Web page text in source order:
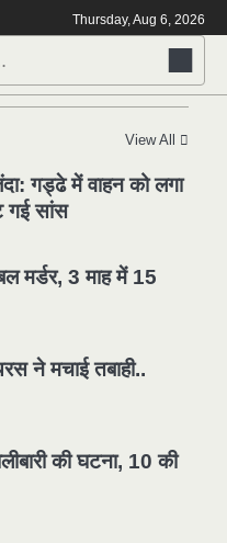
Thursday, Aug 6, 2026
View All
6 लोगों को रौंदा, 2
गड्ढे में वाहन को लगा
गई सांस
मर्डर, 3 माह में 15
ने मचाई तबाही..
की घटना, 10 की